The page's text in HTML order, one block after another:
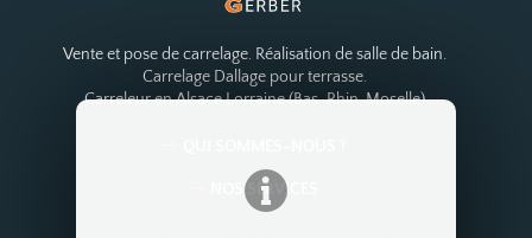
Vente et pose de carrelage. Réalisation de salle de bain.
Carrelage Dallage pour terrasse.
Carreleur en Alsace Lorraine (Bas-Rhin, Moselle)
NOS SERVICES